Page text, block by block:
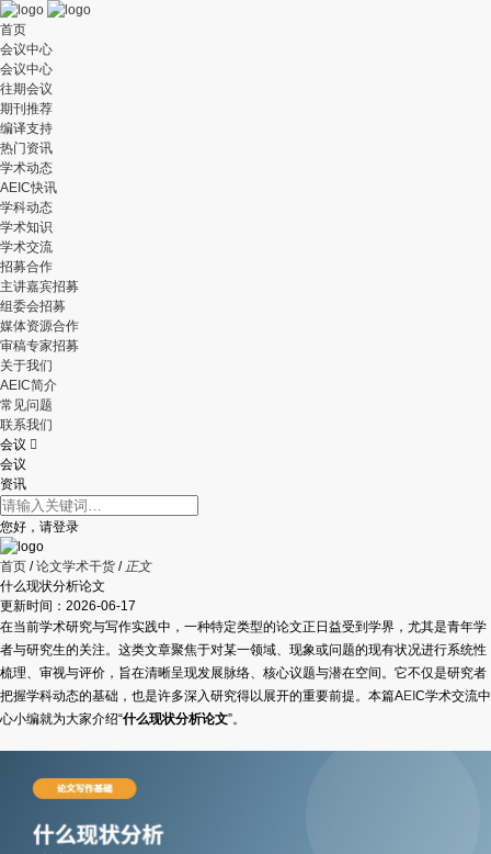
首页
会议中心
会议中心
往期会议
期刊推荐
编译支持
热门资讯
学术动态
AEIC快讯
学科动态
学术知识
学术交流
招募合作
主讲嘉宾招募
组委会招募
媒体资源合作
审稿专家招募
关于我们
AEIC简介
常见问题
联系我们
会议 
会议
资讯
您好，请登录
首页 / 论文学术干货 / 正文
什么现状分析论文
更新时间： 2026-06-17
在当前学术研究与写作实践中，一种特定类型的论文正日益受到学界，尤其是青年学
者与研究生的关注。这类文章聚焦于对某一领域、现象或问题的现有状况进行系统性
梳理、审视与评价，旨在清晰呈现发展脉络、核心议题与潜在空间。它不仅是研究者
把握学科动态的基础，也是许多深入研究得以展开的重要前提。本篇AEI C学术交流中
心小编就为大家介绍“什么现状分析论文”。